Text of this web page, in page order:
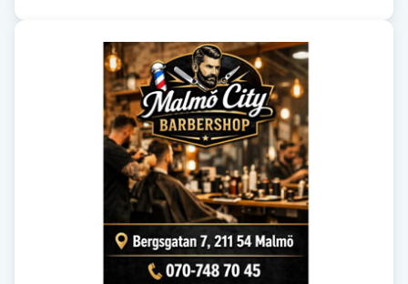
Fotsvamp
Fransborttagning
Fransfärgning